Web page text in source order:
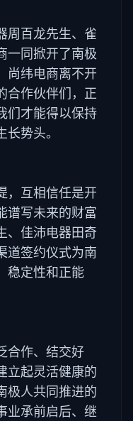
周百龙先生、雀
一同掀开了南极
尚纬电商离不开
合作伙伴们，正
们才能得以保持
势头。
，互相信任是开
谱写未来的财富
、佳沛电器田奇
道签约仪式为南
稳定性和正能
合作、结交好
立起灵活健康的
极人共同推进的
业承前启后、继